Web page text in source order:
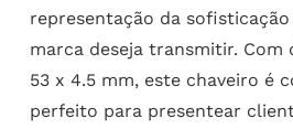
representação da
marca deseja transmitir. Com
53 x 4.5 mm, este chaveiro é
perfeito para presentear